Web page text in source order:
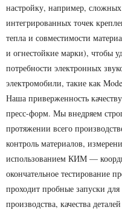
настройку, например,
интегрированных точек
тепла и совместимости
и огнестойкие марки), чтобы
потребности электронных
электромобили, такие как
Наша приверженность
пресс-форм. Мы внедряем
протяжении всего
контроль материалов,
использованием КИМ —
окончательное тестирование
проходит пробные запуски
производства, качества